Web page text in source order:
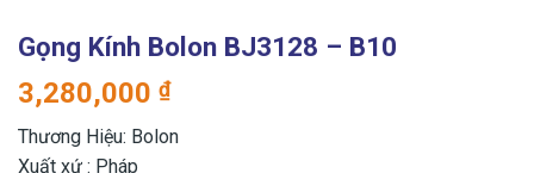
Gọng Kính Bolon BJ3128 – B10
3,280,000 ₫
Thương Hiệu: Bolon
Xuất xứ : Pháp